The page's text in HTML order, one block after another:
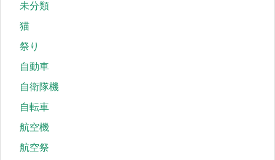
未分類
猫
祭り
自動車
自衛隊機
自転車
航空機
航空祭